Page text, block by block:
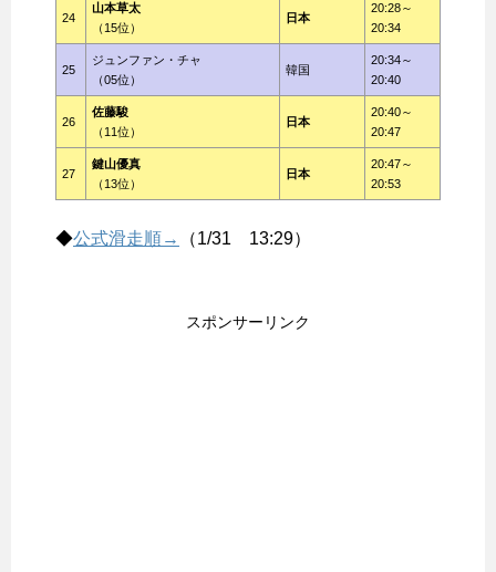
24
山本草太
（15位）
日本
20:28～
20:34
25
ジュンファン・チャ
（05位）
韓国
20:34～
20:40
26
佐藤駿
（11位）
日本
20:40～
20:47
27
鍵山優真
（13位）
日本
20:47～
20:53
◆公式滑走順→ （1/31 13:29）
スポンサーリンク